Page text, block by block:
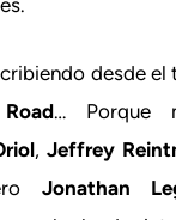
desde el
… Porque
,Jeffrey
Jonathan